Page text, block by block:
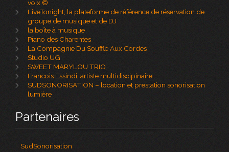
voix ©
LiveTonight, la plateforme de référence de réservation de
groupe de musique et de DJ
la boîte à musique
Piano des Charentes
La Compagnie Du Souffle Aux Cordes
Studio UG
SWEET MARYLOU TRIO
Francois Essindi, artiste multidiscipinaire
SUDSONORISATION – location et prestation sonorisation
lumière
Partenaires
SudSonorisation